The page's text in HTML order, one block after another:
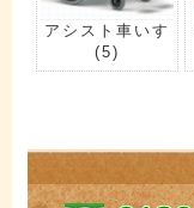
アシスト車いす
(5)